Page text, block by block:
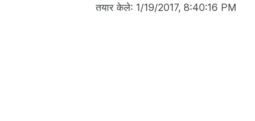
तयार केले: 1/19/2017, 8:40:16 PM